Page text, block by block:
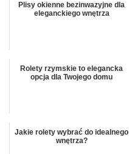
Plisy okienne bezinwazyjne dla
eleganckiego wnętrza
Rolety rzymskie to elegancka
opcja dla Twojego domu
Jakie rolety wybrać do idealnego
wnętrza?